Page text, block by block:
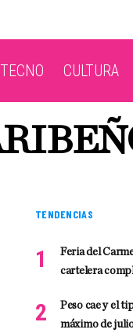
TECNO CULTURA
TENDENCIAS
Feria del
cartelera
Peso cae y el
máximo de